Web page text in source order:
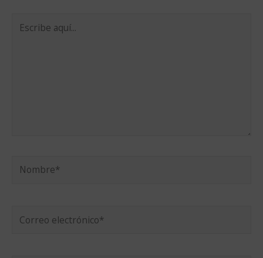
aquí...
electrónico*